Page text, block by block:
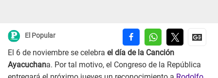
El Popular
El 6 de noviembre se celebra el día de la Canción
Ayacuchana. Por tal motivo, el Congreso de la República